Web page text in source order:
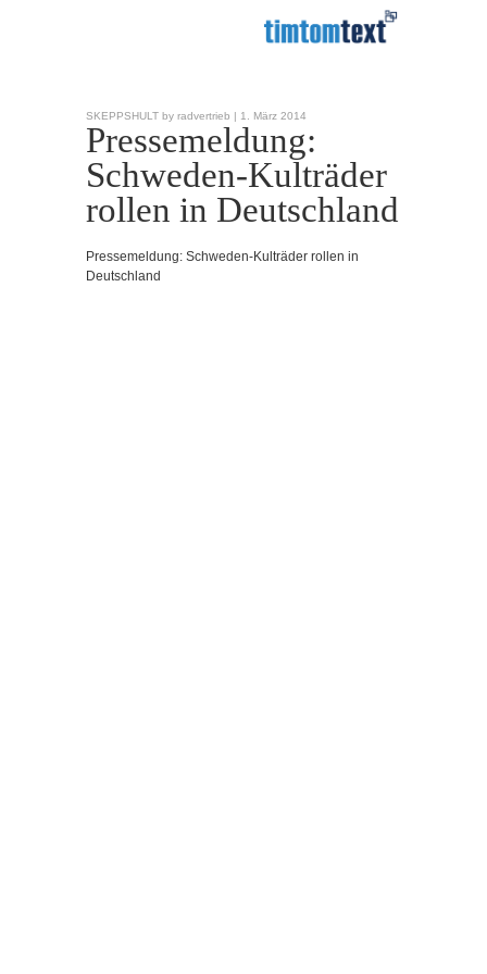
SKEPPSHULT by radvertrieb | 1. März 2014
Pressemeldung:
Schweden-Kulträder
rollen in Deutschland
Pressemeldung: Schweden-Kulträder rollen in
Deutschland